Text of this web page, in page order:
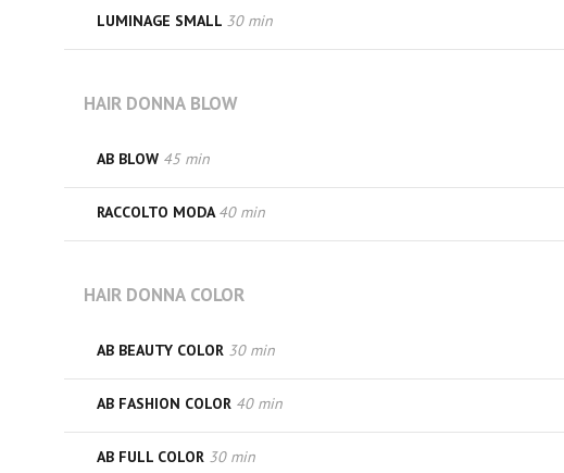
LUMINAGE SMALL 30 min
HAIR DONNA BLOW
AB BLOW 45 min
RACCOLTO MODA40 min
HAIR DONNA COLOR
AB BEAUTY COLOR 30 min
AB FASHION COLOR 40 min
AB FULL COLOR 30 min